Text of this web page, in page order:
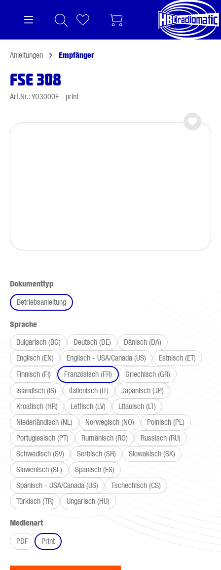
Anleitungen Empfänger
FSE 308
Art.Nr.: YO3000F_-print
Bildergalerie überspringen
Dokumenttypauswählen
Betriebsanleitung
Spracheauswählen
Bulgarisch (BG)
Deutsch (DE)
Dänisch (DA)
Englisch (EN)
Englisch - USA/Canada (US)
Estnisch (ET)
Finnisch (FI)
Französisch (FR)
Griechisch (GR)
Isländisch (IS)
Italienisch (IT)
Japanisch (JP)
Kroatisch (HR)
Lettisch (LV)
Litauisch (LT)
Niederländisch (NL)
Norwegisch (NO)
Polnisch (PL)
Portugiesisch (PT)
Rumänisch (RO)
Russisch (RU)
Schwedisch (SV)
Serbisch (SR)
Slowakisch (SK)
Slowenisch (SL)
Spanisch (ES)
Spanisch - USA/Canada (US)
Tschechisch (CS)
Türkisch (TR)
Ungarisch (HU)
Medienartauswählen
PDF
Print